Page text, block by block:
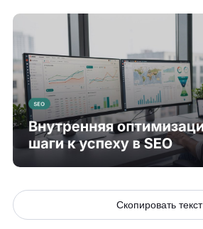
Скопировать текст